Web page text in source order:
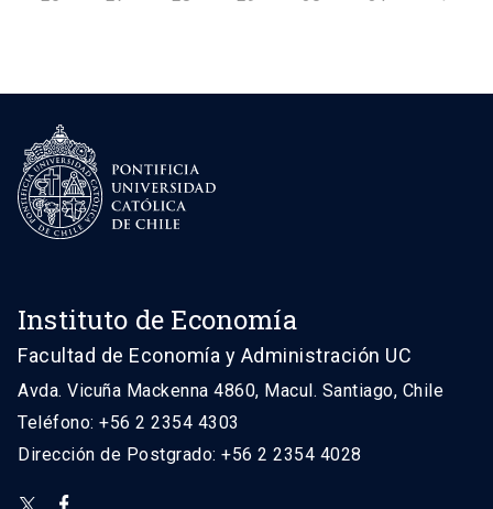
Instituto de Economía
Facultad de Economía y Administración UC
Avda. Vicuña Mackenna 4860, Macul. Santiago, Chile
Teléfono: +56 2 2354 4303
Dirección de Postgrado: +56 2 2354 4028